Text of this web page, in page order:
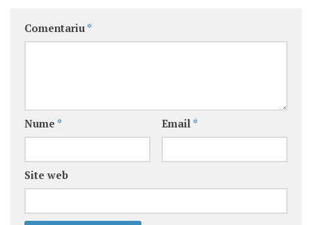
Comentariu *
Nume * Email *
Site web